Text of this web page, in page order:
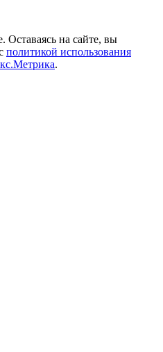
Оставаясь на сайте, вы
политикой использования
.